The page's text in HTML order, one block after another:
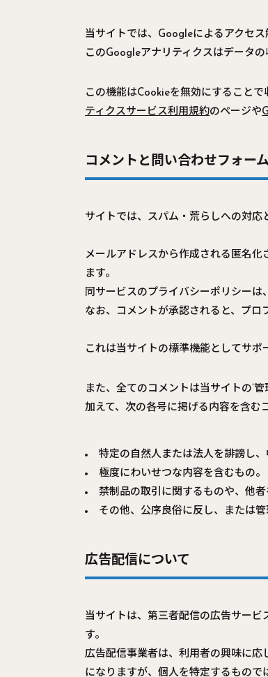
当サイトでは、Googleによるアクセ
このGoogleアナリティクスはデータ
この機能はCookieを無効にすること
ティクスサービス利用規約のページや
コメントと問い合わせフォー
サイトでは、スパム・荒らしへの対応
メールアドレスから作成される匿名
ます。
同サービスのプライバシーポリシーは、
なお、コメントが承認されると、プロ
これは当サイトの標準機能としてサポ
また、全てのコメントは当サイトの’
加えて、次の各号に掲げる内容を含む
特定の自然人または法人を誹謗し、
極度にわいせつな内容を含むもの。
禁制品の取引に関するものや、他
その他、公序良俗に反し、または
広告配信について
当サイトは、第三者配信の広告サー
す。
広告配信事業者は、利用者の興味に応
になりますが、個人を特定するもので